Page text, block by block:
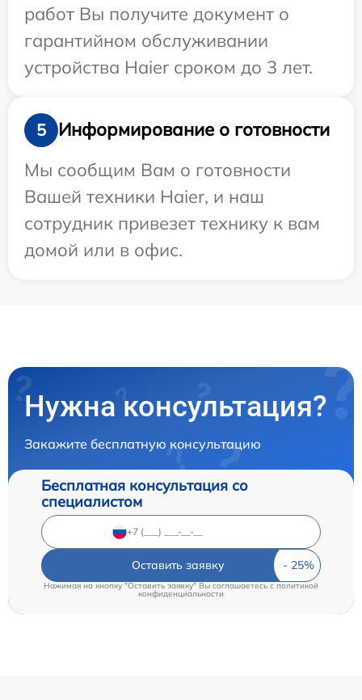
работ Вы получите документ о
гарантийном обслуживании
устройства Haier сроком до 3 лет.
5
Информирование о готовности
Мы сообщим Вам о готовности
Вашей техники Haier, и наш
сотрудник привезет технику к вам
домой или в офис.
Нужна консультация?
Закажите бесплатную консультацию
Бесплатная консультация со
специалистом
Оставить заявку
Нажимая на кнопку "Оставить заявку" Вы соглашаетесь cполитикой
конфиденциальности